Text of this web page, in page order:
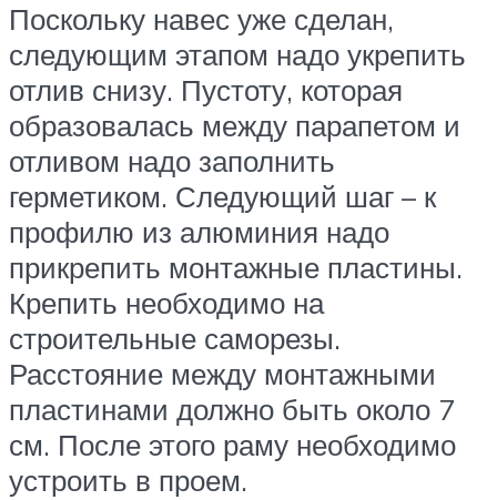
Поскольку навес уже сделан,
следующим этапом надо укрепить
отлив снизу. Пустоту, которая
образовалась между парапетом и
отливом надо заполнить
герметиком. Следующий шаг – к
профилю из алюминия надо
прикрепить монтажные пластины.
Крепить необходимо на
строительные саморезы.
Расстояние между монтажными
пластинами должно быть около 7
см. После этого раму необходимо
устроить в проем.